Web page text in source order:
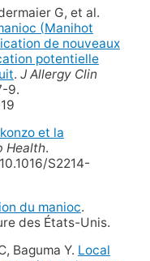
G, et al.
(Manihot
de nouveaux
potentielle
. J Allergy Clin
9.
et la
Health.
S2214-
du manioc.
des États-Unis.
Baguma Y. Local